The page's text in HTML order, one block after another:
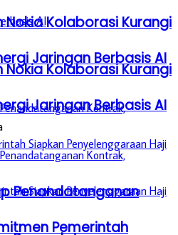
Kolaborasi Kurangi
Jaringan Berbasis AI
Penandatanganan
Pemerintah
Kolaborasi Kurangi
Jaringan Berbasis AI